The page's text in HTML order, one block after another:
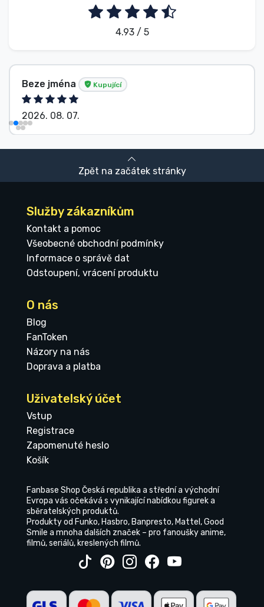
4.93 / 5
Beze jména Kupující
2026. 08. 07.
Zpět na začátek stránky
Služby zákazníkům
Kontakt a pomoc
Všeobecné obchodní podmínky
Informace o správě dat
Odstoupení, vrácení produktu
O nás
Blog
FanToken
Názory na nás
Doprava a platba
Uživatelský účet
Vstup
Registrace
Zapomenuté heslo
Košík
Fanbase Shop Česká republika a střední a východní
Evropa vás očekává s vynikající nabídkou figurek a
sběratelských produktů.
Produkty od Funko, Hasbro, Banpresto, Mattel, Good
Smile a mnoha dalších značek – pro fanoušky anime,
filmů, seriálů, kreslených filmů.